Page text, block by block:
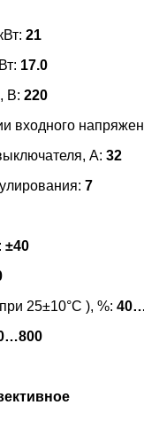
21
17.0
В: 220
входного
А: 32
7
±40
25±10°С ), %: